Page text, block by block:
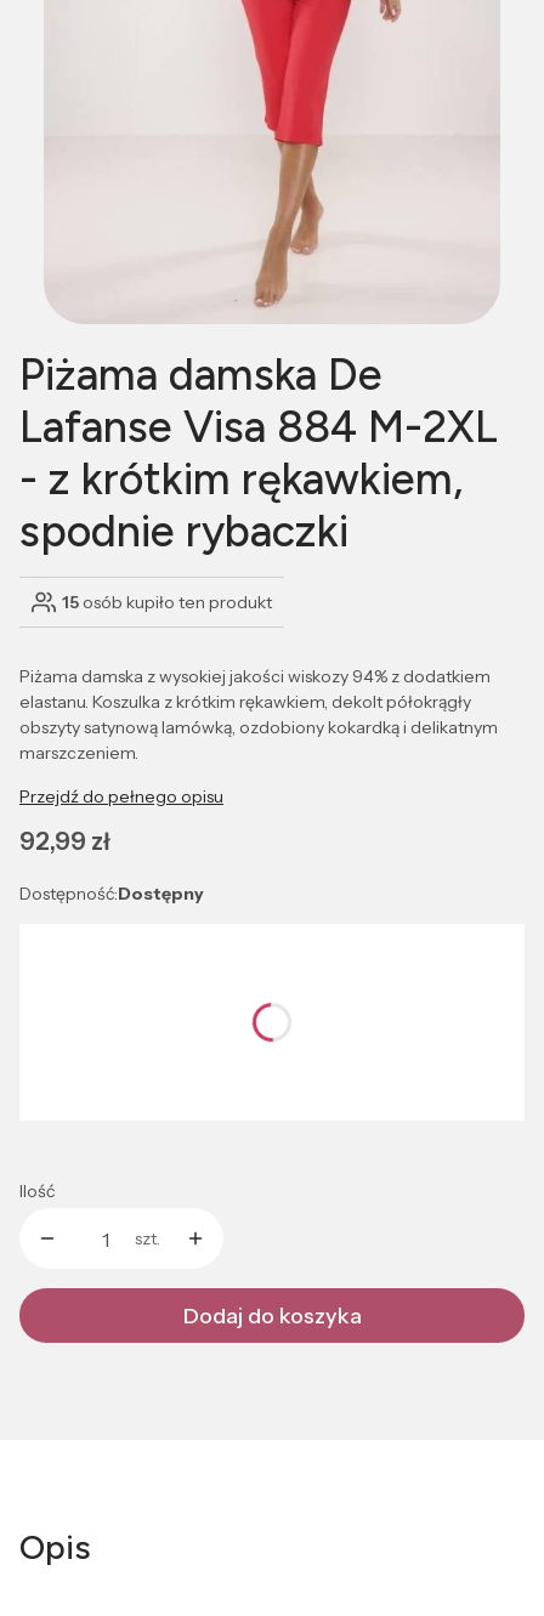
Piżama damska De
Lafanse Visa 884 M-2XL
- z krótkim rękawkiem,
spodnie rybaczki
15 osób kupiło ten produkt
Piżama damska z wysokiej jakości wiskozy 94% z dodatkiem
elastanu. Koszulka z krótkim rękawkiem, dekolt półokrągły
obszyty satynową lamówką, ozdobiony kokardką i delikatnym
marszczeniem.
Przejdź do pełnego opisu
Cena
92,99 zł
Dostępność:Dostępny
Ilość
szt.
Dodaj do koszyka
Opis